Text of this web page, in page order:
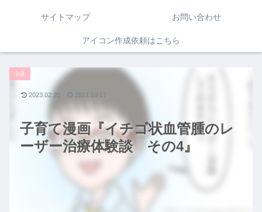
サイトマップ お問い合わせ
アイコン作成依頼はこちら
子育て漫画『イチゴ状血管腫のレ
ーザー治療体験談 その4』
2歳
2023.02.20 2021.10.17